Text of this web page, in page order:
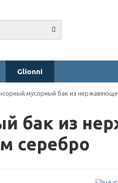
Glionni
мусорный бак из
бак из
серебро